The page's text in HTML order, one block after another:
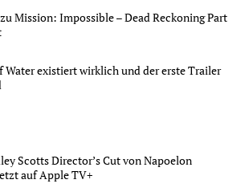
Mission: Impossible – Dead Reckoning Part
Water existiert wirklich und der erste Trailer
Scotts Director’s Cut von Napoelon
auf Apple TV+